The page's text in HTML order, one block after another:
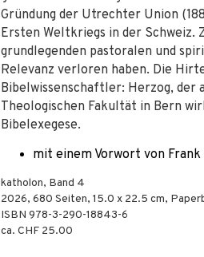
Gründung der Utrechter Union
Ersten Weltkriegs in der
grundlegenden pastoralen und
Relevanz verloren haben. Die
Bibelwissenschaftler: Herzog,
Theologischen Fakultät in Bern
Bibelexegese.
mit einem Vorwort von
katholon, Band 4
2026, 680 Seiten, 15.0 x 22.5 cm,
ISBN 978-3-290-18843-6
ca. CHF 25.00